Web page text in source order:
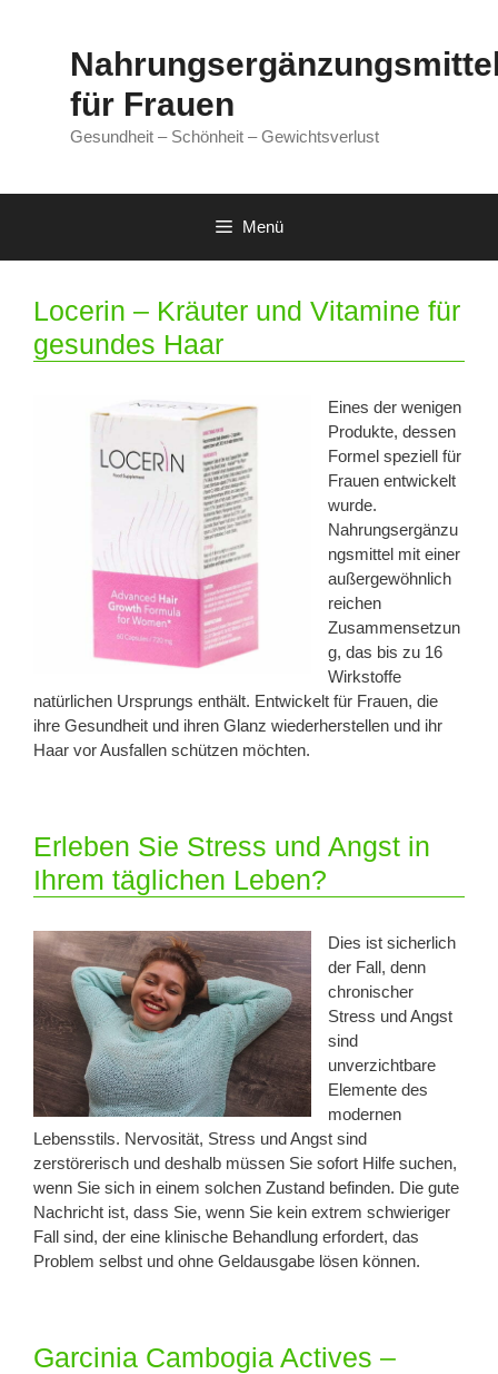
für Frauen
Gesundheit – Schönheit – Gewichtsverlust
Menü
Locerin – Kräuter und Vitamine für
gesundes Haar
Eines der wenigen
Produkte, dessen
Formel speziell für
Frauen entwickelt
wurde.
Nahrungsergänzu
ngsmittel mit einer
außergewöhnlich
reichen
Zusammensetzun
g, das bis zu 16
Wirkstoffe
natürlichen Ursprungs enthält. Entwickelt für Frauen, die
ihre Gesundheit und ihren Glanz wiederherstellen und ihr
Haar vor Ausfallen schützen möchten.
Erleben Sie Stress und Angst in
Ihrem täglichen Leben?
Dies ist sicherlich
der Fall, denn
chronischer
Stress und Angst
sind
unverzichtbare
Elemente des
modernen
Lebensstils. Nervosität, Stress und Angst sind
zerstörerisch und deshalb müssen Sie sofort Hilfe suchen,
wenn Sie sich in einem solchen Zustand befinden. Die gute
Nachricht ist, dass Sie, wenn Sie kein extrem schwieriger
Fall sind, der eine klinische Behandlung erfordert, das
Problem selbst und ohne Geldausgabe lösen können.
Garcinia Cambogia Actives –